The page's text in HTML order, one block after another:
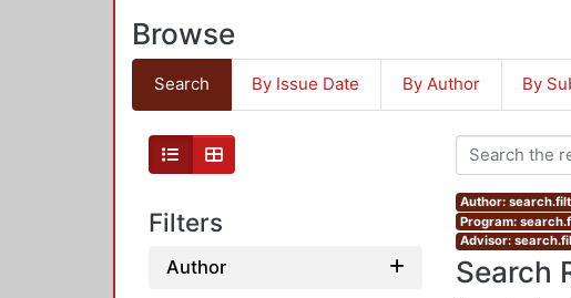
Browse
Search By Issue Date By Author By
Filters
Author
Author:
Program:
Advisor:
Search